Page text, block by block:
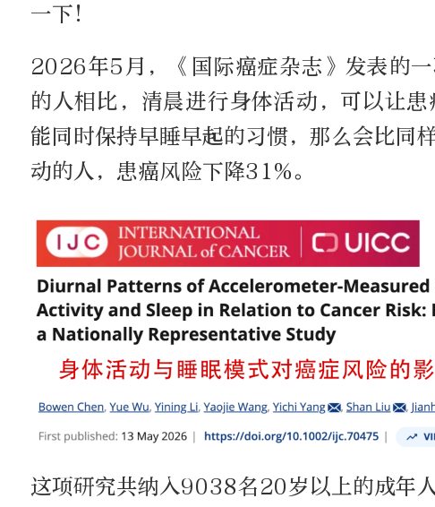
一下！
2026年5月，《国际癌症杂志》发表的
的人相比，清晨进行身体活动，可以让
能同时保持早睡早起的习惯，那么会比同
动的人，患癌风险下降31%。
这项研究共纳入9038名20岁以上的成年